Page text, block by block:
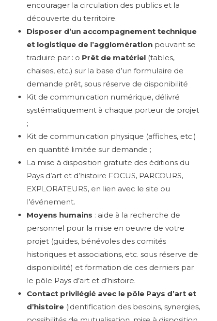
encourager la circulation des publics et la
découverte du territoire.
Disposer d’un accompagnement technique
et logistique de l’agglomération pouvant se
traduire par : o Prêt de matériel (tables,
chaises, etc.) sur la base d’un formulaire de
demande prêt, sous réserve de disponibilité
Kit de communication numérique, délivré
systématiquement à chaque porteur de projet
;
Kit de communication physique (affiches, etc.)
en quantité limitée sur demande ;
La mise à disposition gratuite des éditions du
Pays d’art et d’histoire FOCUS, PARCOURS,
EXPLORATEURS, en lien avec le site ou
l’événement.
Moyens humains : aide à la recherche de
personnel pour la mise en oeuvre de votre
projet (guides, bénévoles des comités
historiques et associations, etc. sous réserve de
disponibilité) et formation de ces derniers par
le pôle Pays d’art et d’histoire.
Contact privilégié avec le pôle Pays d’art et
d’histoire (identification des besoins, synergies,